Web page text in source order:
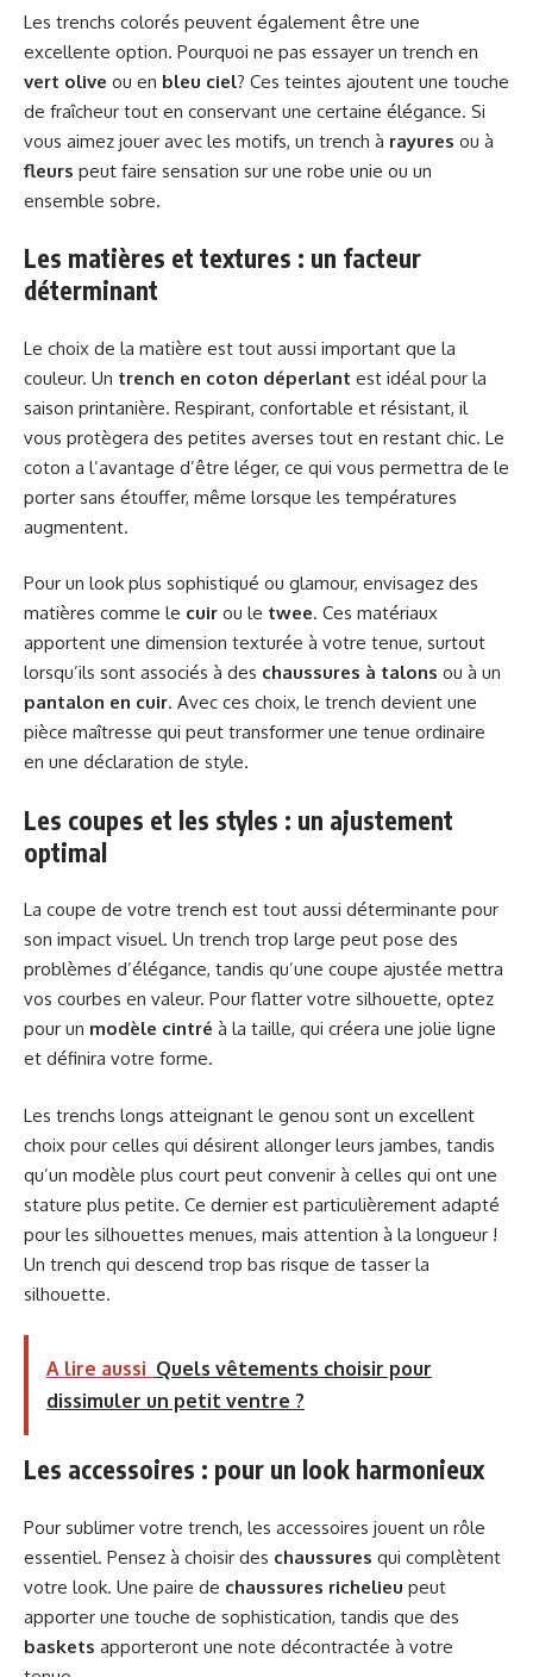
Les trenchs colorés peuvent également être une
excellente option. Pourquoi ne pas essayer un trench en
vert olive ou en bleu ciel? Ces teintes ajoutent une touche
de fraîcheur tout en conservant une certaine élégance. Si
vous aimez jouer avec les motifs, un trench à rayures ou à
fleurs peut faire sensation sur une robe unie ou un
ensemble sobre.
Les matières et textures : un facteur
déterminant
Le choix de la matière est tout aussi important que la
couleur. Un trench en coton déperlant est idéal pour la
saison printanière. Respirant, confortable et résistant, il
vous protègera des petites averses tout en restant chic. Le
coton a l’avantage d’être léger, ce qui vous permettra de le
porter sans étouffer, même lorsque les températures
augmentent.
Pour un look plus sophistiqué ou glamour, envisagez des
matières comme le cuir ou le twee. Ces matériaux
apportent une dimension texturée à votre tenue, surtout
lorsqu’ils sont associés à des chaussures à talons ou à un
pantalon en cuir. Avec ces choix, le trench devient une
pièce maîtresse qui peut transformer une tenue ordinaire
en une déclaration de style.
Les coupes et les styles : un ajustement
optimal
La coupe de votre trench est tout aussi déterminante pour
son impact visuel. Un trench trop large peut pose des
problèmes d’élégance, tandis qu’une coupe ajustée mettra
vos courbes en valeur. Pour flatter votre silhouette, optez
pour un modèle cintré à la taille, qui créera une jolie ligne
et définira votre forme.
Les trenchs longs atteignant le genou sont un excellent
choix pour celles qui désirent allonger leurs jambes, tandis
qu’un modèle plus court peut convenir à celles qui ont une
stature plus petite. Ce dernier est particulièrement adapté
pour les silhouettes menues, mais attention à la longueur !
Un trench qui descend trop bas risque de tasser la
silhouette.
A lire aussi Quels vêtements choisir pour
dissimuler un petit ventre ?
Les accessoires : pour un look harmonieux
Pour sublimer votre trench, les accessoires jouent un rôle
essentiel. Pensez à choisir des chaussures qui complètent
votre look. Une paire de chaussures richelieu peut
apporter une touche de sophistication, tandis que des
baskets apporteront une note décontractée à votre